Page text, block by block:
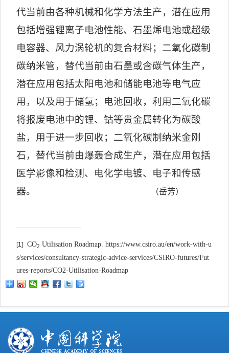
代当前由各种机械和化学方法生产，潜在应用
包括增强锂离子电池性能、石墨烯电池或超级
电容器、风力涡轮机的复合材料；二氧化碳制
碳纳米管，替代当前由石墨或含碳气体生产，
潜在应用包括太阳电池和储能电池等电气应
用，以及用于储氢；电池回收，利用二氧化碳
将报废电池中的锂、钴等贵金属转化为碳酸
盐，用于进一步回收；二氧化碳制纳米金刚
石，替代当前由爆轰合成生产，潜在应用包括
医学影像和检测、电化学电镀、电子和传感
器。
（岳芳）
[1] CO2 Utilisation Roadmap. https://www.csiro.au/en/work-with-u
s/services/consultancy-strategic-advice-services/CSIRO-futures/Fut
ures-reports/CO2-Utilisation-Roadmap